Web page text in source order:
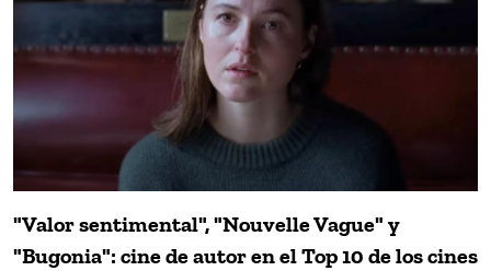
"Valor sentimental", "Nouvelle Vague" y
"Bugonia": cine de autor en el Top 10 de los cines